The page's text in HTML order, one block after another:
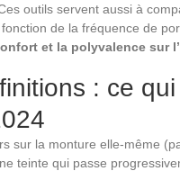
outils servent aussi à
de la fréquence de
et la polyvalence sur
: ce
sur la monture elle-même
teinte qui passe